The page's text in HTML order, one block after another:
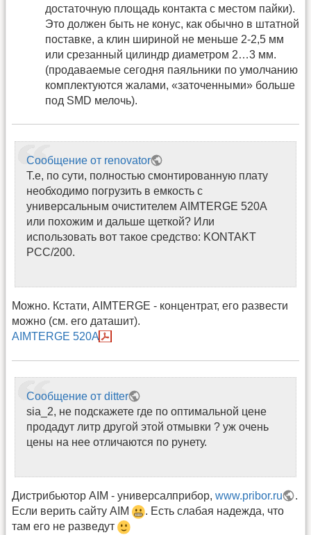
достаточную площадь контакта с местом пайки).
Это должен быть не конус, как обычно в штатной
поставке, а клин шириной не меньше 2-2,5 мм
или срезанный цилиндр диаметром 2…3 мм.
(продаваемые сегодня паяльники по умолчанию
комплектуются жалами, «заточенными» больше
под SMD мелочь).
Сообщение от renovator
Т.е, по сути, полностью смонтированную плату
необходимо погрузить в емкость с
универсальным очистителем AIMTERGE 520A
или похожим и дальше щеткой? Или
использовать вот такое средство: KONTAKT
PCC/200.
Можно. Кстати, AIMTERGE - концентрат, его развести
можно (см. его даташит).
AIMTERGE 520A
Сообщение от ditter
sia_2, не подскажете где по оптимальной цене
продадут литр другой этой отмывки ? уж очень
цены на нее отличаются по рунету.
Дистрибьютор AIM - универсалприбор, www.pribor.ru
.
Если верить сайту AIM
. Есть слабая надежда, что
там его не разведут